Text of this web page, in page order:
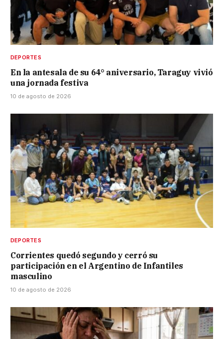
DEPORTES
En la antesala de su 64° aniversario, Taraguy vivió
una jornada festiva
10 de agosto de 2026
DEPORTES
Corrientes quedó segundo y cerró su
participación en el Argentino de Infantiles
masculino
10 de agosto de 2026